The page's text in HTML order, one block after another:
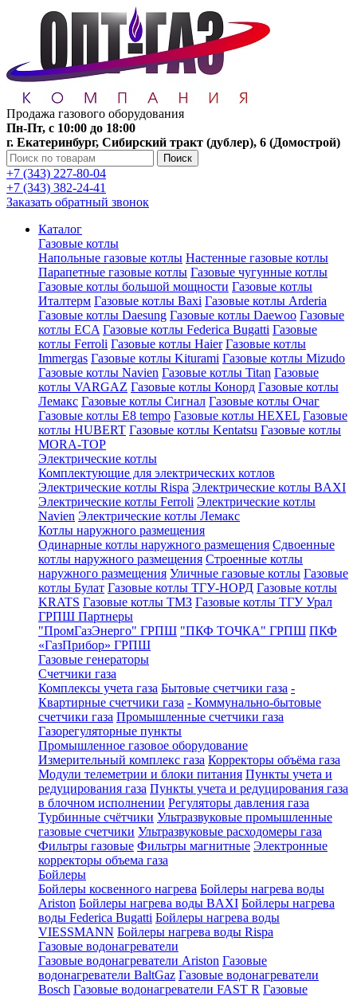
Продажа газового оборудования
Пн-Пт, с 10:00 до 18:00
г. Екатеринбург, Сибирский тракт (дублер), 6 (Домострой)
Поиск
+7 (343) 227-80-04
+7 (343) 382-24-41
Заказать обратный звонок
Каталог
Газовые котлы
Напольные газовые котлы Настенные газовые котлы
Парапетные газовые котлы Газовые чугунные котлы
Газовые котлы большой мощности Газовые котлы
Италтерм Газовые котлы Baxi Газовые котлы Arderia
Газовые котлы Daesung Газовые котлы Daewoo Газовые
котлы ECA Газовые котлы Federica Bugatti Газовые
котлы Ferroli Газовые котлы Haier Газовые котлы
Immergas Газовые котлы Kiturami Газовые котлы Mizudo
Газовые котлы Navien Газовые котлы Titan Газовые
котлы VARGAZ Газовые котлы Конорд Газовые котлы
Лемакс Газовые котлы Сигнал Газовые котлы Очаг
Газовые котлы E8 tempo Газовые котлы HEXEL Газовые
котлы HUBERT Газовые котлы Kentatsu Газовые котлы
MORA-TOP
Электрические котлы
Комплектующие для электрических котлов
Электрические котлы Rispa Электрические котлы BAXI
Электрические котлы Ferroli Электрические котлы
Navien Электрические котлы Лемакс
Котлы наружного размещения
Одинарные котлы наружного размещения Сдвоенные
котлы наружного размещения Строенные котлы
наружного размещения Уличные газовые котлы Газовые
котлы Булат Газовые котлы ТГУ-НОРД Газовые котлы
KRATS Газовые котлы ТМЗ Газовые котлы ТГУ Урал
ГРПШ Партнеры
"ПромГазЭнерго" ГРПШ "ПКФ ТОЧКА" ГРПШ ПКФ
«ГазПрибор» ГРПШ
Газовые генераторы
Счетчики газа
Комплексы учета газа Бытовые счетчики газа -
Квартирные счетчики газа - Коммунально-бытовые
счетчики газа Промышленные счетчики газа
Газорегуляторные пункты
Промышленное газовое оборудование
Измерительный комплекс газа Корректоры объёма газа
Модули телеметрии и блоки питания Пункты учета и
редуцирования газа Пункты учета и редуцирования газа
в блочном исполнении Регуляторы давления газа
Турбинные счётчики Ультразвуковые промышленные
газовые счетчики Ультразвуковые расходомеры газа
Фильтры газовые Фильтры магнитные Электронные
корректоры объема газа
Бойлеры
Бойлеры косвенного нагрева Бойлеры нагрева воды
Ariston Бойлеры нагрева воды BAXI Бойлеры нагрева
воды Federica Bugatti Бойлеры нагрева воды
VIESSMANN Бойлеры нагрева воды Rispa
Газовые водонагреватели
Газовые водонагреватели Ariston Газовые
водонагреватели BaltGaz Газовые водонагреватели
Bosch Газовые водонагреватели FAST R Газовые